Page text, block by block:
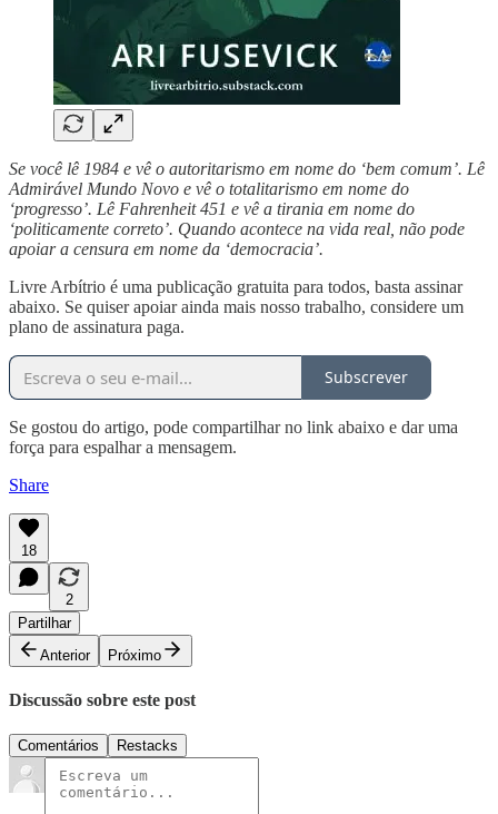
Se você lê 1984 e vê o autoritarismo em nome do ‘bem comum’. Lê
Admirável Mundo Novo e vê o totalitarismo em nome do
‘progresso’. Lê Fahrenheit 451 e vê a tirania em nome do
‘politicamente correto’. Quando acontece na vida real, não pode
apoiar a censura em nome da ‘democracia’.
Livre Arbítrio é uma publicação gratuita para todos, basta assinar
abaixo. Se quiser apoiar ainda mais nosso trabalho, considere um
plano de assinatura paga.
Subscrever
Se gostou do artigo, pode compartilhar no link abaixo e dar uma
força para espalhar a mensagem.
Share
18
2
Partilhar
Anterior
Próximo
Discussão sobre este post
Comentários Restacks